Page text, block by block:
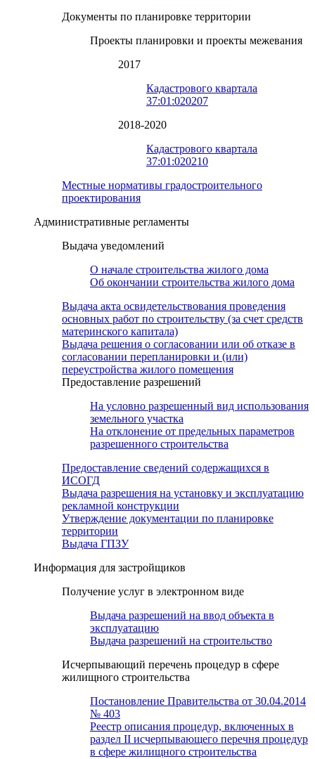
Документы по планировке территории
Проекты планировки и проекты межевания
2017
Кадастрового квартала
37:01:020207
2018-2020
Кадастрового квартала
37:01:020210
Местные нормативы градостроительного
проектирования
Административные регламенты
Выдача уведомлений
О начале строительства жилого дома
Об окончании строительства жилого дома
Выдача акта освидетельствования проведения
основных работ по строительству (за счет средств
материнского капитала)
Выдача решения о согласовании или об отказе в
согласовании перепланировки и (или)
переустройства жилого помещения
Предоставление разрешений
На условно разрешенный вид использования
земельного участка
На отклонение от предельных параметров
разрешенного строительства
Предоставление сведений содержащихся в
ИСОГД
Выдача разрешения на установку и эксплуатацию
рекламной конструкции
Утверждение документации по планировке
территории
Выдача ГПЗУ
Информация для застройщиков
Получение услуг в электронном виде
Выдача разрешений на ввод объекта в
эксплуатацию
Выдача разрешений на строительство
Исчерпывающий перечень процедур в сфере
жилищного строительства
Постановление Правительства от 30.04.2014
№ 403
Реестр описания процедур, включенных в
раздел II исчерпывающего перечня процедур
в сфере жилищного строительства